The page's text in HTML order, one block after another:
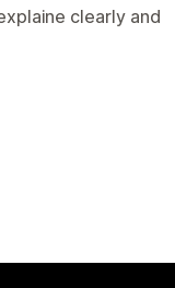
clearly and